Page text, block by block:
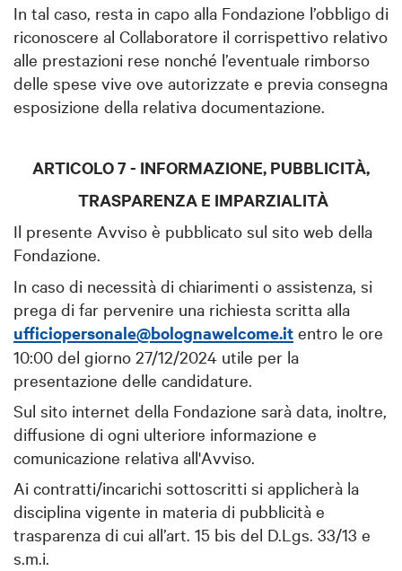
In tal caso, resta in capo alla Fondazione l’obbligo di
riconoscere al Collaboratore il corrispettivo relativo
alle prestazioni rese nonché l’eventuale rimborso
delle spese vive ove autorizzate e previa consegna
esposizione della relativa documentazione.
ARTICOLO 7 - INFORMAZIONE, PUBBLICITÀ,
TRASPARENZA E IMPARZIALITÀ
Il presente Avviso è pubblicato sul sito web della
Fondazione.
In caso di necessità di chiarimenti o assistenza, si
prega di far pervenire una richiesta scritta alla
ufficiopersonale@bolognawelcome.it entro le ore
10:00 del giorno 27/12/2024 utile per la
presentazione delle candidature.
Sul sito internet della Fondazione sarà data, inoltre,
diffusione di ogni ulteriore informazione e
comunicazione relativa all'Avviso.
Ai contratti/incarichi sottoscritti si applicherà la
disciplina vigente in materia di pubblicità e
trasparenza di cui all’art. 15 bis del D.Lgs. 33/13 e
s.m.i.